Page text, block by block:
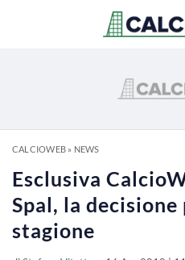
CALCIOWEB» NEWS
Esclusiva
Spal, la
stagione